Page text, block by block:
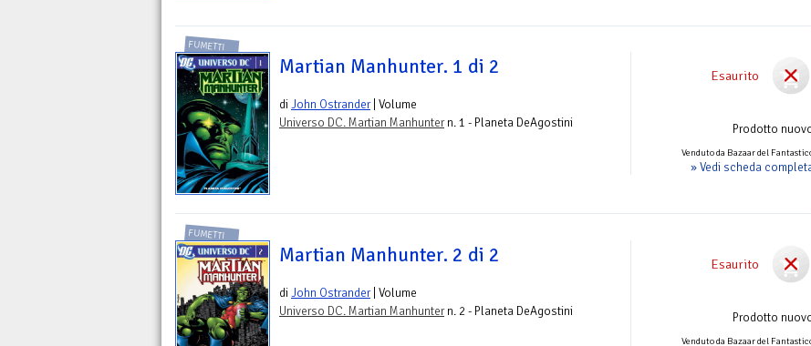
Esaurito
Prodotto
Venduto da Bazaar del
» Vedi scheda
FUMETTI
Martian Manhunter. 1 di 2
diJohn Ostrander| Volume
Universo DC. Martian Manhuntern. 1 - Planeta DeAgostini
Esaurito
Prodotto
Venduto da Bazaar del
FUMETTI
Martian Manhunter. 2 di 2
diJohn Ostrander| Volume
Universo DC. Martian Manhuntern. 2 - Planeta DeAgostini